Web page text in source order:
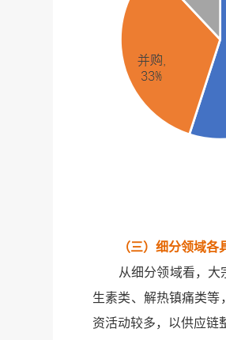
（三）细分领域各
从细分领域看，大宗
生素类、解热镇痛类等
资活动较多，以供应链